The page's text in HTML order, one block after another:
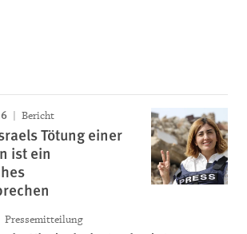
Bericht
Tötung einer
ist ein
Pressemitteilung